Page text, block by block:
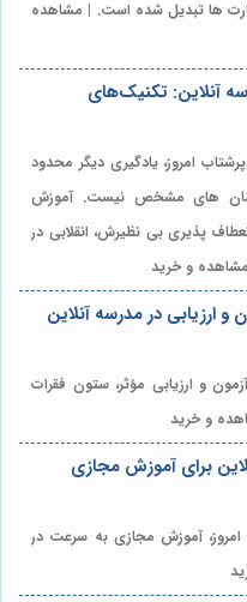
ها تبدیل شده است. | مشاهده
آنلاین: تکنیک‌های
امروز، یادگیری دیگر محدود
های مشخص نیست. آموزش
پذیری بی نظیرش، انقلابی در
مشاهده و خرید
و ارزیابی در مدرسه آنلاین
و ارزیابی مؤثر، ستون فقرات
و خرید
برای آموزش مجازی
امروز، آموزش مجازی به سرعت در